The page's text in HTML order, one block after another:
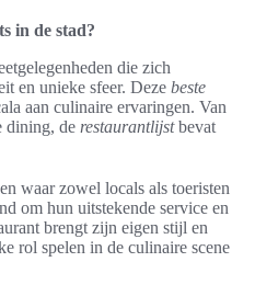
in de stad?
die zich
en unieke sfeer. Deze beste
aan culinaire ervaringen. Van
dining, de restaurantlijstbevat
waar zowel locals als toeristen
om hun uitstekende service en
brengt zijn eigen stijl en
rol spelen in de culinaire scene